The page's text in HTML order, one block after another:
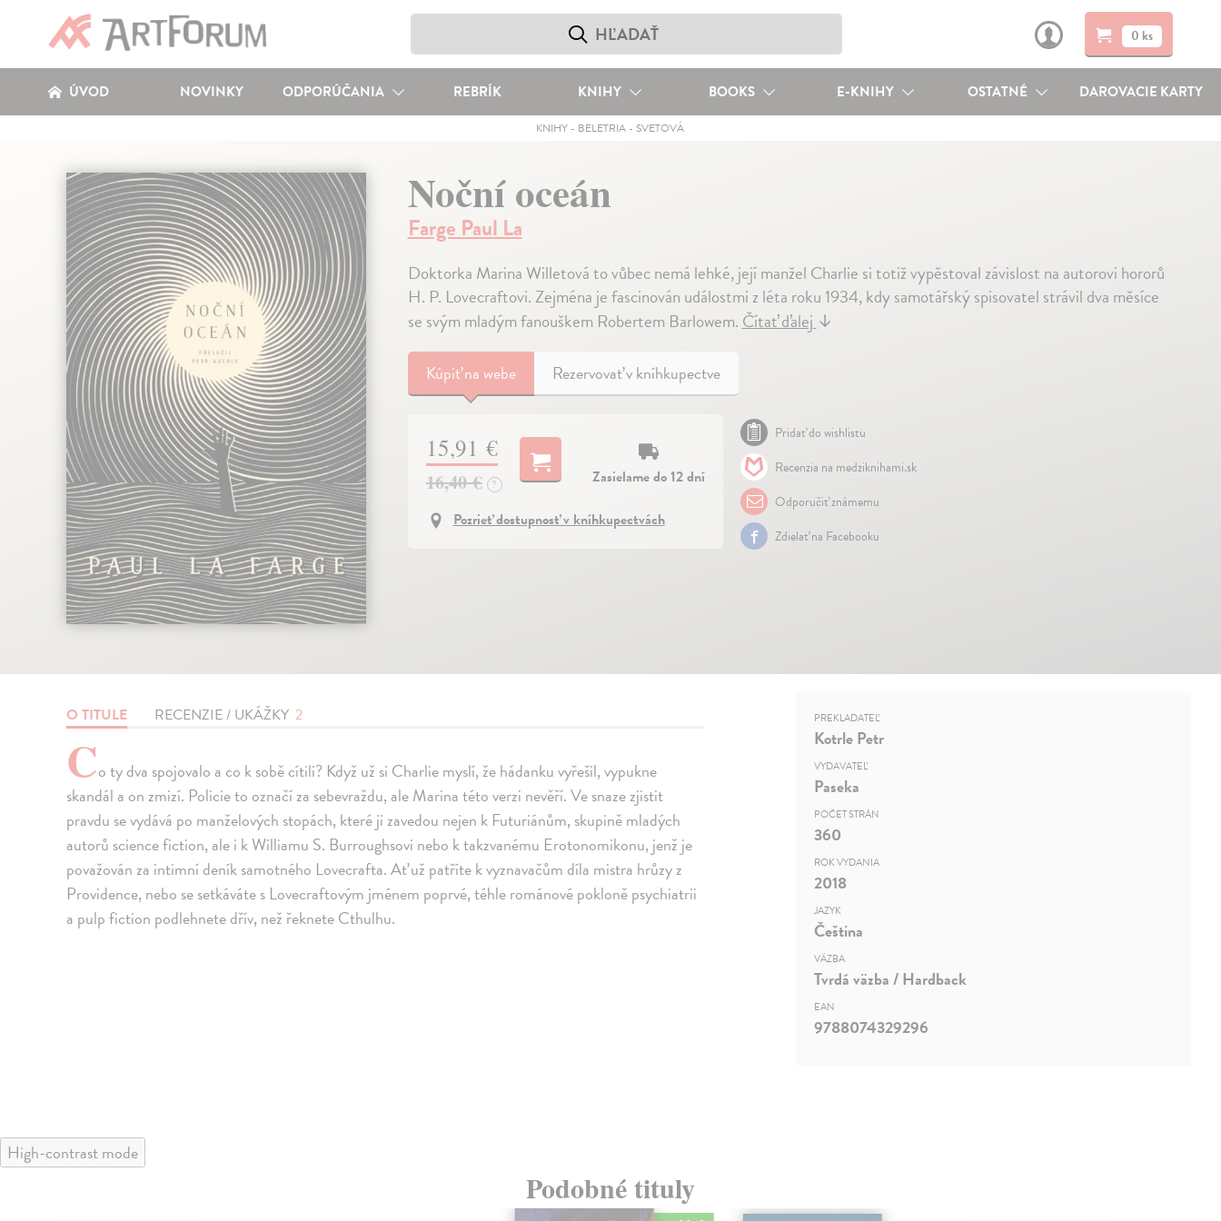
0 ks
ÚVOD NOVINKY ODPORÚČANIA REBRÍK KNIHY BOOKS E-KNIHY OSTATNÉ DAROVACIE KARTY
KNIHY - BELETRIA - SVETOVÁ
Noční oceán
Farge Paul La
Doktorka Marina Willetová to vůbec nemá lehké, její manžel Charlie si totiž vypěstoval závislost na autorovi hororů
H. P. Lovecraftovi. Zejména je fascinován událostmi z léta roku 1934, kdy samotářský spisovatel strávil dva měsíce
se svým mladým fanouškem Robertem Barlowem.Čítať ďalej↓
Kúpiťna webe Rezervovať v kníhkupectve
15,91 €
16,40 € ?
Zasielame do 12 dní
Pozrieť dostupnosť v kníhkupectvách
Pridať do wishlistu
Recenzia na medziknihami.sk
Odporučiť známemu
Zdielať na Facebooku
O TITULE RECENZIE / UKÁŽKY 2
Co ty dva spojovalo a co k sobě cítili? Když už si Charlie myslí, že hádanku vyřešil, vypukne
skandál a on zmizí. Policie to označí za sebevraždu, ale Marina této verzi nevěří. Ve snaze zjistit
pravdu se vydává po manželových stopách, které ji zavedou nejen k Futuriánům, skupině mladých
autorů science fiction, ale i k Williamu S. Burroughsovi nebo k takzvanému Erotonomikonu, jenž je
považován za intimní deník samotného Lovecrafta. Ať už patříte k vyznavačům díla mistra hrůzy z
Providence, nebo se setkáváte s Lovecraftovým jménem poprvé, téhle románové pokloně psychiatrii
a pulp fiction podlehnete dřív, než řeknete Cthulhu.
PREKLADATEĽ
Kotrle Petr
VYDAVATEĽ
Paseka
POČET STRÁN
360
ROK VYDANIA
2018
JAZYK
Čeština
VÄZBA
Tvrdá väzba / Hardback
EAN
9788074329296
High-contrast mode
Podobné tituly